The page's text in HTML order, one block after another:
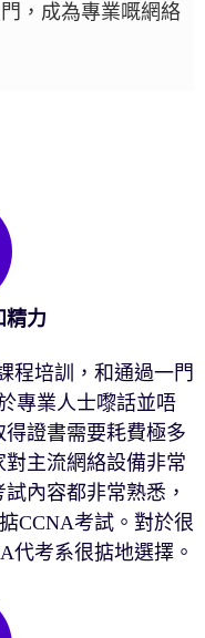
，成為專業嘅網絡
精力
程培訓，和通過一門
專業人士嚟話並唔
證書需要耗費極多
主流網絡設備非常
內容都非常熟悉，
CCNA考試。對於很
代考系很掂地選擇。